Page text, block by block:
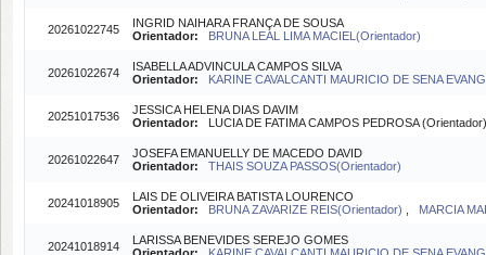
20261022745
INGRID NAIHARA FRANÇA DE SOUSA
Orientador:
BRUNA LEAL LIMA MACIEL(Orientador)
20261022674
ISABELLA ADVINCULA CAMPOS SILVA
Orientador:
KARINE CAVALCANTI MAURICIO DE SENA
20251017536
JESSICA HELENA DIAS DAVIM
Orientador: LUCIA DE FATIMA CAMPOS PEDROSA (Orientador)
20261022647
JOSEFA EMANUELLY DE MACEDO DAVID
Orientador:
THAIS SOUZA PASSOS(Orientador)
20241018905
LAIS DE OLIVEIRA BATISTA LOURENCO
Orientador:
BRUNA ZAVARIZE REIS(Orientador) MARCIA
20241018914
LARISSA BENEVIDES SEREJO GOMES